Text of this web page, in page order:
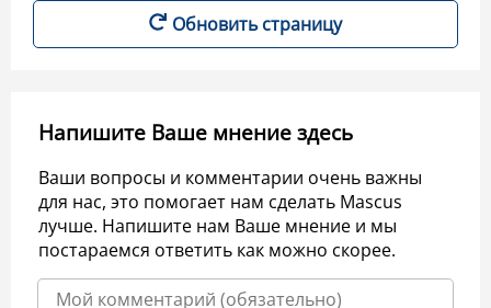
Обновить страницу
Напишите Ваше мнение здесь
Ваши вопросы и комментарии очень важны
для нас, это помогает нам сделать Mascus
лучше. Напишите нам Ваше мнение и мы
постараемся ответить как можно скорее.